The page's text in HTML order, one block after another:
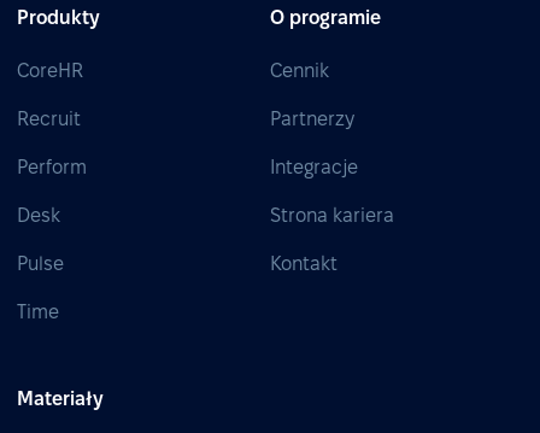
Produkty
CoreHR
Recruit
Perform
Desk
Pulse
Time
O programie
Cennik
Partnerzy
Integracje
Strona kariera
Kontakt
Materiały